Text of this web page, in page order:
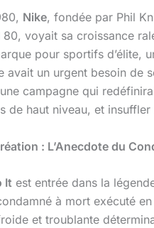
Nike, fondée par Phil
80, voyait sa croissance
pour sportifs d’élite,
avait un urgent besoin de
campagne qui
de haut niveau, et
: L’Anecdote du
It est entrée dans la
à mort exécuté
et troublante